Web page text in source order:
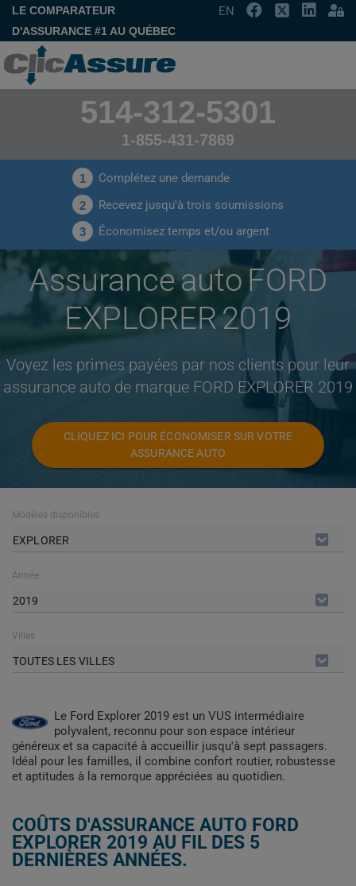
LE COMPARATEUR
D'ASSURANCE #1 AU QUÉBEC
EN
514-312-5301
1-855-431-7869
1 Complétez une demande
2 Recevez jusqu'à trois soumissions
3 Économisez temps et/ou argent
Assurance auto FORD
EXPLORER 2019
Voyez les primes payées par nos clients pour leur
assurance auto de marque FORD EXPLORER 2019
CLIQUEZ ICI POUR ÉCONOMISER SUR VOTRE
ASSURANCE AUTO
Modèles disponibles
EXPLORER
Année
2019
Villes
TOUTES LES VILLES
Le Ford Explorer 2019 est un VUS intermédiaire
polyvalent, reconnu pour son espace intérieur
généreux et sa capacité à accueillir jusqu'à sept passagers.
Idéal pour les familles, il combine confort routier, robustesse
et aptitudes à la remorque appréciées au quotidien.
COÛTS D'ASSURANCE AUTO FORD
EXPLORER 2019 AU FIL DES 5
DERNIÈRES ANNÉES.